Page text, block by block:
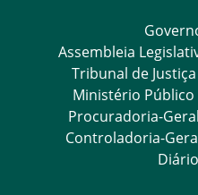
Assembleia
Tribunal de
Ministério Público
Procuradoria-
Controladoria-